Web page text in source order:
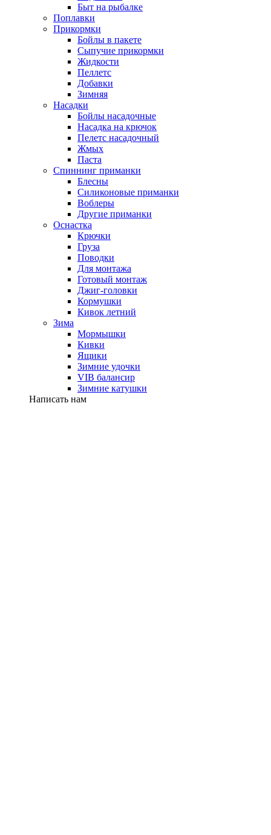
Быт на рыбалке
Поплавки
Прикормки
Бойлы в пакете
Сыпучие прикормки
Жидкости
Пеллетс
Добавки
Зимняя
Насадки
Бойлы насадочные
Насадка на крючок
Пелетс насадочный
Жмых
Паста
Спиннинг приманки
Блесны
Силиконовые приманки
Воблеры
Другие приманки
Оснастка
Крючки
Груза
Поводки
Для монтажа
Готовый монтаж
Джиг-головки
Кормушки
Кивок летний
Зима
Мормышки
Кивки
Ящики
Зимние удочки
VIB балансир
Зимние катушки
Написать нам